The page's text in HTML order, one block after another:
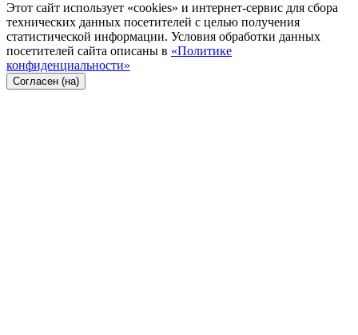
Этот сайт использует «cookies» и интернет-сервис для сбора
технических данных посетителей с целью получения
статистической информации. Условия обработки данных
посетителей сайта описаны в «Политике
конфиденциальности»
Согласен (на)